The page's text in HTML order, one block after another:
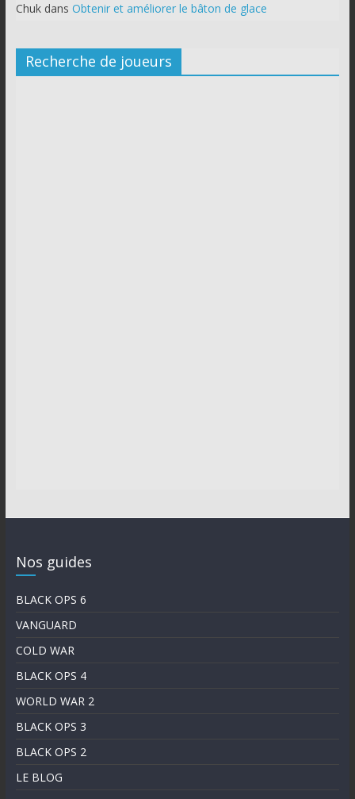
Chukdans Obtenir et améliorer le bâton de glace
Recherche de joueurs
Nos guides
BLACK OPS 6
VANGUARD
COLD WAR
BLACK OPS 4
WORLD WAR 2
BLACK OPS 3
BLACK OPS 2
LE BLOG